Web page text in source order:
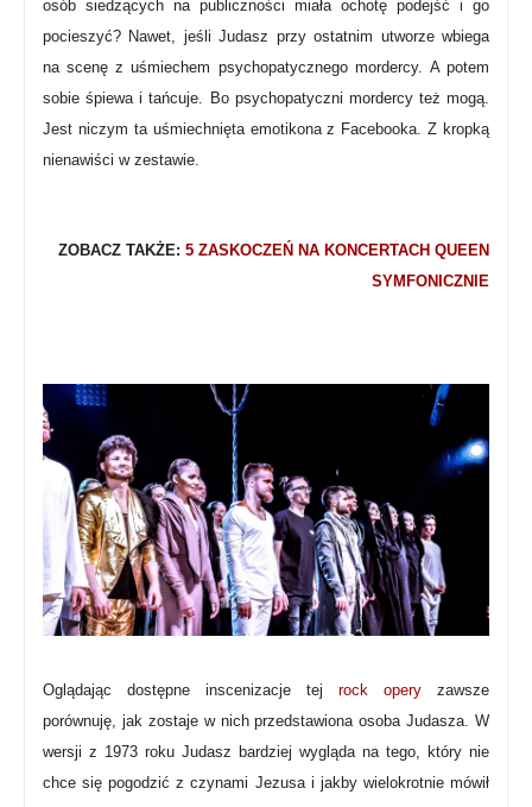
osób siedzących na publiczności miała ochotę podejść i go
pocieszyć? Nawet, jeśli Judasz przy ostatnim utworze wbiega
na scenę z uśmiechem psychopatycznego mordercy. A potem
sobie śpiewa i tańcuje. Bo psychopatyczni mordercy też mogą.
Jest niczym ta uśmiechnięta emotikona z Facebooka. Z kropką
nienawiści w zestawie.
ZOBACZ TAKŻE: 5 ZASKOCZEŃ NA KONCERTACH QUEEN
SYMFONICZNIE
Oglądając dostępne inscenizacje tej rock opery zawsze
porównuję, jak zostaje w nich przedstawiona osoba Judasza. W
wersji z 1973 roku Judasz bardziej wygląda na tego, który nie
chce się pogodzić z czynami Jezusa i jakby wielokrotnie mówił